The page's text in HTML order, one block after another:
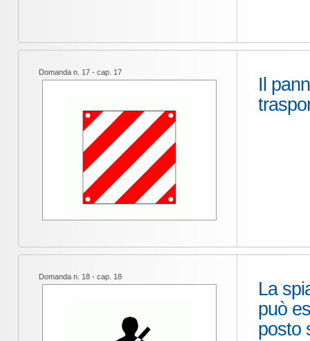
Domanda n. 17 - cap. 17
Il
Domanda n. 18 - cap. 18
La
può
posto